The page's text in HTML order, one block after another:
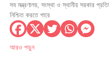
সব মন্ত্রণালয়, সংস্থা ও স্থানীয় সরকার
নিশ্চিত করতে পারে
আরও পড়ুন